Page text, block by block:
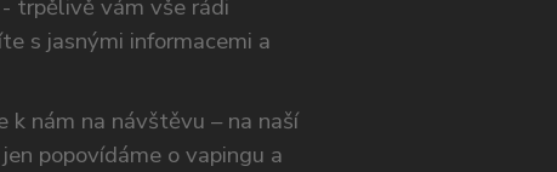
trpělivě vám vše rádi
s jasnými informacemi a
nám na návštěvu – na naší
popovídáme o vapingu a